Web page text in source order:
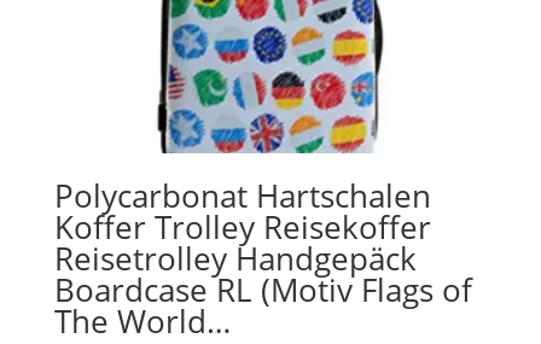
Polycarbonat Hartschalen
Koffer Trolley Reisekoffer
Reisetrolley Handgepäck
Boardcase RL (Motiv Flags of
The World…